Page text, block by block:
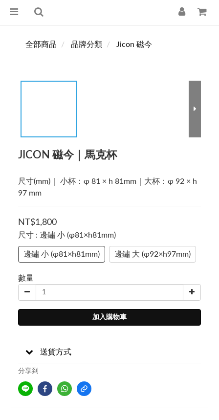
全部商品 品牌分類 Jicon 磁今
JICON 磁今｜馬克杯
尺寸(mm)｜ 小杯：φ 81 × h 81mm｜大杯：φ 92 × h
97 mm
NT$1,800
尺寸 : 邊鏽 小 (φ81×h81mm)
邊鏽 小 (φ81×h81mm) 邊鏽 大 (φ92×h97mm)
數量
加入購物車
送貨方式
分享到